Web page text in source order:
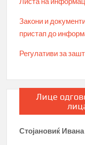
Закони и
пристап до
Регулативи за
Лице
Стојановиќ Ивана